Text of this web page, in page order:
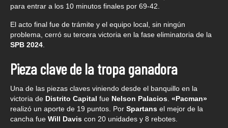
para entrar a los 10 minutos finales por 69-42.
El acto final fue de trámite y el equipo local, sin ningún
problema, cerró su tercera victoria en la fase eliminatoria de la
SPB 2024.
Pieza clave de la tropa ganadora
Una de las piezas claves viniendo desde el banquillo en la
victoria de Distrito Capital fue Nelson Palacios. «Pacman»
realizó un aporte de 19 puntos. Por Spartans el mejor de la
cancha fue Will Davis con 20 unidades y 8 rebotes.